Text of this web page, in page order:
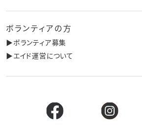
ボランティアの方
▶︎ボランティア募集
▶︎エイド運営について